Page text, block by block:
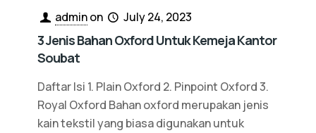
adminon July 24, 2023
3 Jenis Bahan Oxford Untuk Kemeja Kantor
Soubat
Daftar Isi 1. Plain Oxford 2. Pinpoint Oxford 3.
Royal Oxford Bahan oxford merupakan jenis
kain tekstil yang biasa digunakan untuk